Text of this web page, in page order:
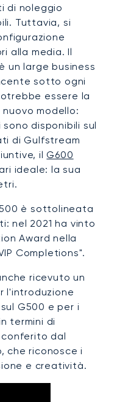
di noleggio
Tuttavia, si
alla media. Il
un large business
sotto ogni
essere la
modello:
disponibili sul
di Gulfstream
ilG600
ideale: la sua
è sottolineata
nel 2021 ha vinto
Award nella
Completions".
ricevuto un
l'introduzione
G500 e per i
termini di
dal
che riconosce i
e creatività.